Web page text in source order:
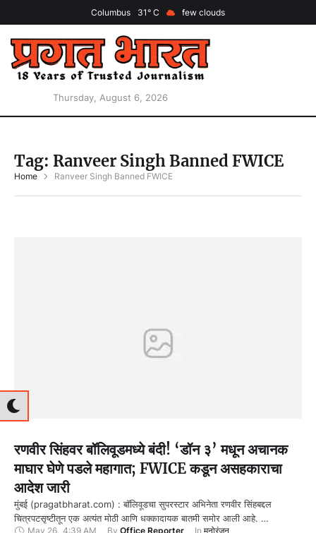
Columbus 31 few clouds
Thursday, August 6, 2026
Tag: Ranveer Singh Banned FWICE
Home Ranveer Singh Banned FWICE
रणवीर सिंहवर बॉलिवूडमध्ये बंदी! ‘डॉन ३’ मधून अचानक
माघार घेणे पडले महागात; FWICE कडून असहकाराचा
आदेश जारी
मुंबई (pragatbharat.com) : बॉलिवूडचा सुपरस्टार अभिनेता रणवीर सिंहबद्दल
चित्रपटसृष्टीतून एक अत्यंत मोठी आणि धक्कादायक बातमी समोर आली आहे. …
May 26, 4:39 AM By Office Reporter In मनोरंजन